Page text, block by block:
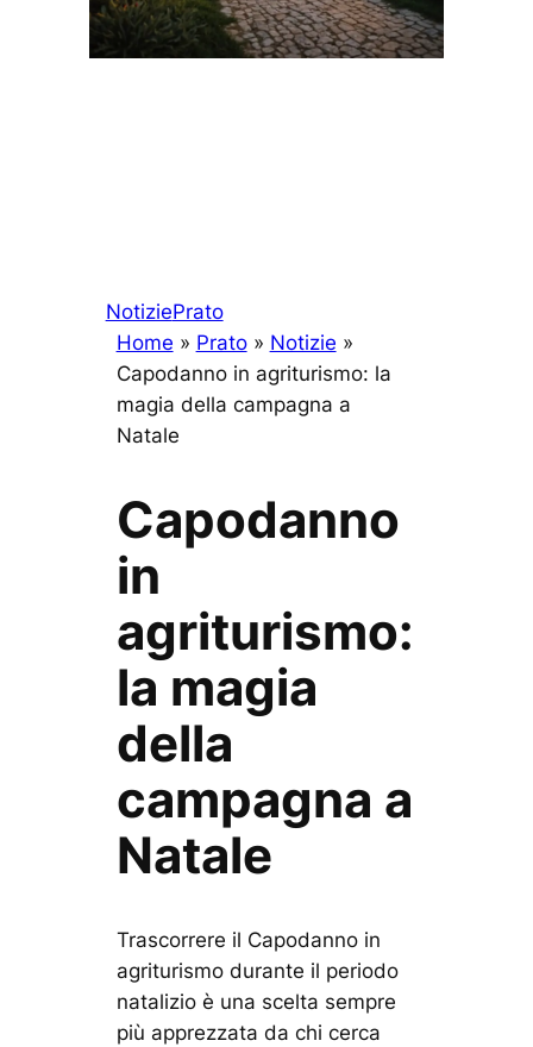
NotiziePrato
Home » Prato» Notizie »
Capodanno in agriturismo: la
magia della campagna a
Natale
Capodanno
in
agriturismo:
la magia
della
campagna a
Natale
Trascorrere il Capodanno in
agriturismo durante il periodo
natalizio è una scelta sempre
più apprezzata da chi cerca